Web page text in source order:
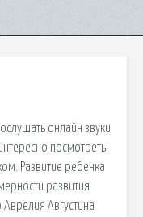
онлайн звуки
посмотреть
Развитие ребенка
развития
Августина